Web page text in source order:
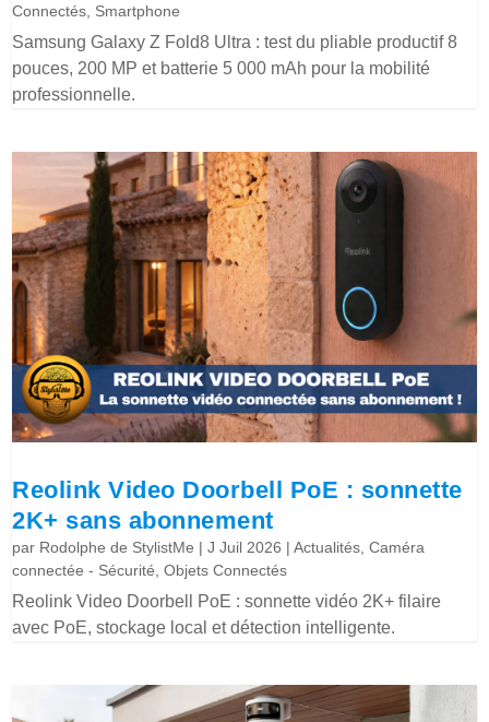
Connectés Smartphone
Samsung Galaxy Z Fold8 Ultra : test du pliable productif 8
pouces, 200 MP et batterie 5 000 mAh pour la mobilité
professionnelle.
Reolink Video Doorbell PoE : sonnette
2K+ sans abonnement
par Rodolphe de StylistMe |J Juil 2026 |Actualités ,Caméra
connectée - Sécurité ,Objets Connectés
Reolink Video Doorbell PoE : sonnette vidéo 2K+ filaire
avec PoE, stockage local et détection intelligente.